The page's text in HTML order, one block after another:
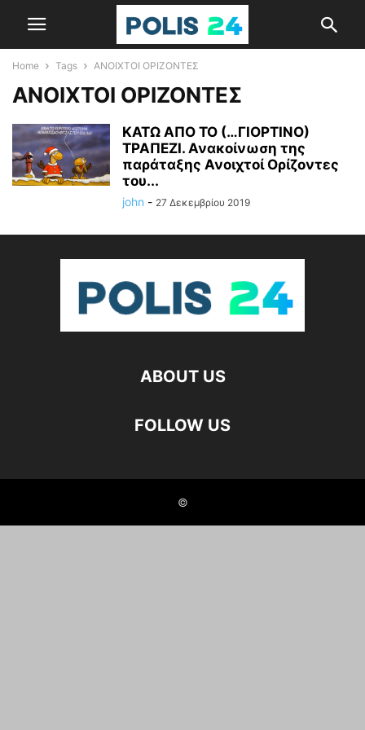
Home Tags ΑΝΟΙΧΤΟΙ ΟΡΙΖΟΝΤΕΣ
ΑΝΟΙΧΤΟΙ ΟΡΙΖΟΝΤΕΣ
ΚΑΤΩ ΑΠΟ ΤΟ (…ΓΙΟΡΤΙΝΟ)
ΤΡΑΠΕΖΙ. Ανακοίνωση της
παράταξης Ανοιχτοί Ορίζοντες
του...
john - 27 Δεκεμβρίου 2019
ABOUT US
FOLLOW US
©